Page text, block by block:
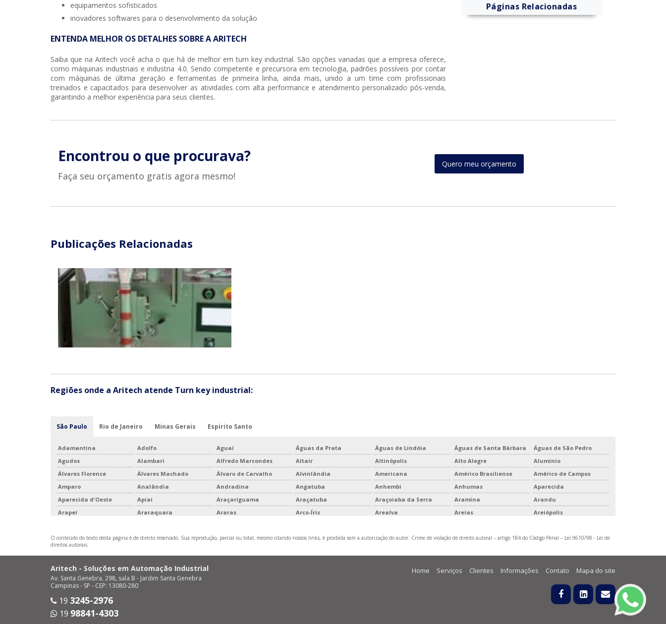
equipamentos sofisticados
inovadores softwares para o desenvolvimento da solução
ENTENDA MELHOR OS DETALHES SOBRE A ARITECH
Saiba que na Aritech você acha o que há de melhor emturn key industrial. São opções variadas que a empresa oferece,
como máquinas industriais e industria 4.0. Sendo competente e precursora em tecnologia, padrões possíveis por contar
com máquinas de última geração e ferramentas de primeira linha, ainda mais, unido a um time com profissionais
treinados e capacitados para desenvolver as atividades com alta performance e atendimento personalizado pós-venda,
garantindo a melhor experiência para seus clientes.
Páginas Relacionadas
Encontrou o que procurava?
Faça seu orçamento gratis agora mesmo!
Quero meu orçamento
Publicações Relacionadas
Regiões onde a Aritech atende Turn key industrial:
São Paulo Rio de Janeiro Minas Gerais Espirito Santo
Adamantina Adolfo Aguaí Águas da Prata Águas de Lindóia Águas de Santa Bárbara
Águas de São Pedro
Agudos
Alambari Alfredo Marcondes Altair Altinópolis Alto Alegre
Alumínio
Álvares Florence
Álvares Machado Álvaro de Carvalho Alvinlândia Americana Américo Brasiliense
Américo de Campos
Amparo
Analândia Andradina Angatuba Anhembi Anhumas
Aparecida
Aparecida d'Oeste
Apiaí Araçariguama Araçatuba Araçoiaba da Serra Aramina
Arandu
Arapeí
Araraquara Araras Arco-Íris Arealva Areias
Areiópolis
Avaí
Avanhandava Avaré Bady Bassitt Balbinos Bálsamo
Bananal
Barrinha
Bernardino de Campos
Bertioga
Bofete
Boituva
Borborema
Borebi
Brotas
Buri
O conteúdo do texto desta página é de direito reservado. Sua reprodução, parcial ou total, mesmo citando nossos links, é proibida sem a autorização do autor. Crime de violação de direito autoral – artigo 184 do Código Penal – Lei 9610/98 - Lei de
direitos autorais.
Aritech - Soluções em Automação Industrial
Av. Santa Genebra, 298, sala B - Jardim Santa Genebra
Campinas - SP - CEP: 13080-280
19 3245-2976
19 98841-4303
Home Serviços Clientes Informações Contato Mapa do site